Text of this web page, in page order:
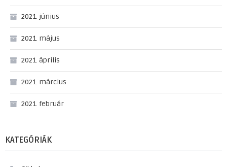
2021. június
2021. május
2021. április
2021. március
2021. február
KATEGÓRIÁK